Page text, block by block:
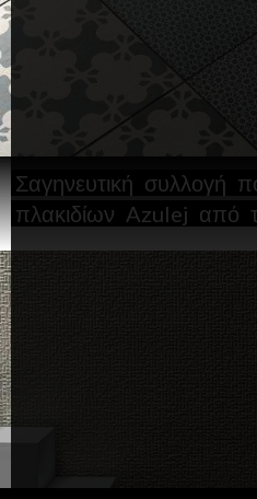
Σαγηνευτική συλλογή
πλακιδίων Azulej από